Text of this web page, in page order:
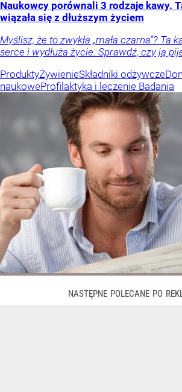
Naukowcy porównali 3 rodzaje kawy.
wiązała się z dłuższym życiem
Myślisz, że to zwykła „mała czarna”? Ta
serce i wydłuża życie. Sprawdź, czy ją
ProduktyŻywienieSkładniki odżywcze
naukoweProfilaktyka i leczenie Badania